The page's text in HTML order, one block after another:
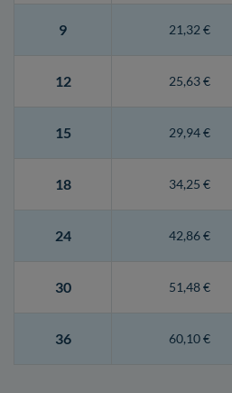
9 21,32 €
12 25,63 €
15 29,94 €
18 34,25 €
24 42,86 €
30 51,48 €
36 60,10 €